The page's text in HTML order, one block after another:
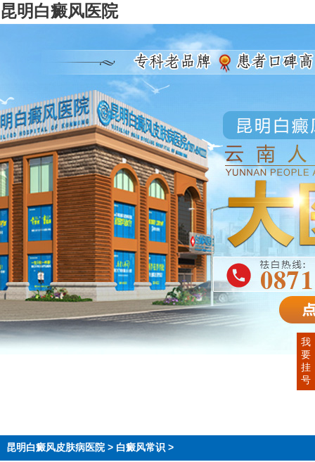
昆明白癜风医院
昆明白癜风皮肤病医院> 白癜风常识 >
我
要
挂
号